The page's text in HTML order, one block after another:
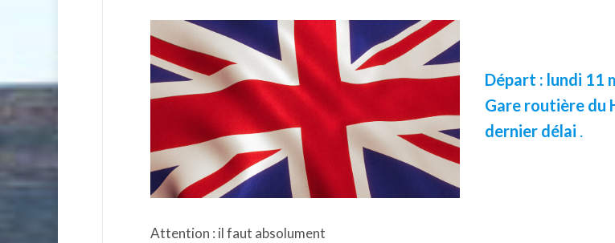
Départ : lundi 11
Gare routière du
dernier délai .
Attention : il faut absolument